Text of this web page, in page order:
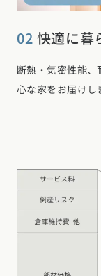
02 快適に暮
断熱・気密性能
心な家をお届けし